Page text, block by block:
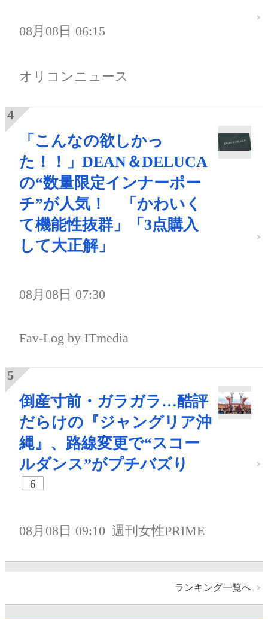
08月08日 06:15
オリコンニュース
「こんなの欲しかっ
た！！」DEAN＆DELUCA
の“数量限定インナーポー
チ”が人気！ 「かわいく
て機能性抜群」「3点購入
して大正解」
08月08日 07:30
Fav-Log by ITmedia
倒産寸前・ガラガラ…酷評
だらけの『ジャングリア沖
縄』、路線変更で“スコー
ルダンス”がプチバズり
6
08月08日 09:10 週刊女性PRIME
ランキング一覧へ